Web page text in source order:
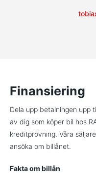
Finansiering
Dela upp betalningen upp
av dig som köper bil hos
kreditprövning. Våra
ansöka om billånet.
Fakta om billån